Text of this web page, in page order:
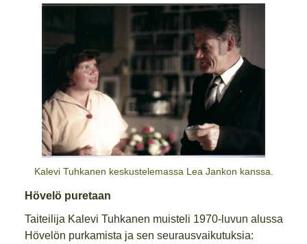
Kalevi Tuhkanen keskustelemassa Lea Jankon kanssa.
Hövelö puretaan
Taiteilija Kalevi Tuhkanen muisteli 1970-luvun alussa
Hövelön purkamista ja sen seurausvaikutuksia: